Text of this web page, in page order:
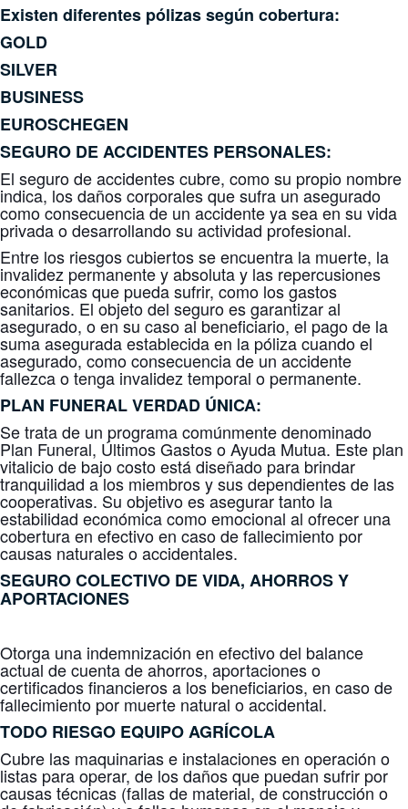
Existen diferentes pólizas según cobertura:
GOLD
SILVER
BUSINESS
EUROSCHEGEN
SEGURO DE ACCIDENTES PERSONALES:
El seguro de accidentes cubre, como su propio nombre
indica, los daños corporales que sufra un asegurado
como consecuencia de un accidente ya sea en su vida
privada o desarrollando su actividad profesional.
Entre los riesgos cubiertos se encuentra la muerte, la
invalidez permanente y absoluta y las repercusiones
económicas que pueda sufrir, como los gastos
sanitarios. El objeto del seguro es garantizar al
asegurado, o en su caso al beneficiario, el pago de la
suma asegurada establecida en la póliza cuando el
asegurado, como consecuencia de un accidente
fallezca o tenga invalidez temporal o permanente.
PLAN FUNERALVERDAD ÚNICA:
Se trata de un programa comúnmente denominado
Plan Funeral, Últimos Gastos o Ayuda Mutua. Este plan
vitalicio de bajo costo está diseñado para brindar
tranquilidad a los miembros y sus dependientes de las
cooperativas. Su objetivo es asegurar tanto la
estabilidad económica como emocional al ofrecer una
cobertura en efectivo en caso de fallecimiento por
causas naturales o accidentales.
SEGURO COLECTIVO DEVIDA, AHORROS Y
APORTACIONES
Otorga una indemnización en efectivo del balance
actual de cuenta de ahorros, aportaciones o
certificados financieros a los beneficiarios, en caso de
fallecimiento por muerte natural o accidental.
TODO RIESGO EQUIPO AGRÍCOLA
Cubre las maquinarias e instalaciones en operación o
listas para operar, de los daños que puedan sufrir por
causas técnicas (fallas de material, de construcción o